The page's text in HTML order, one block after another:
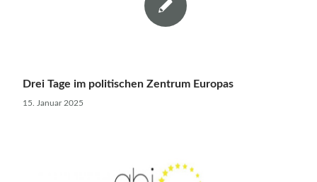
Drei Tage im politischen Zentrum Europas
15. Januar 2025